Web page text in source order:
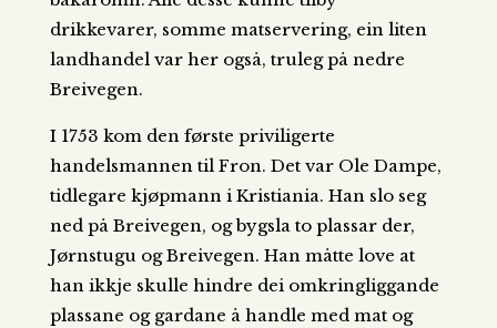
drikkevarer, somme matservering, ein liten
landhandel var her også, truleg på nedre
Breivegen.
I 1753 kom den første priviligerte
handelsmannen til Fron. Det var Ole Dampe,
tidlegare kjøpmann i Kristiania. Han slo seg
ned på Breivegen, og bygsla to plassar der,
Jørnstugu og Breivegen. Han måtte love at
han ikkje skulle hindre dei omkringliggande
plassane og gardane å handle med mat og